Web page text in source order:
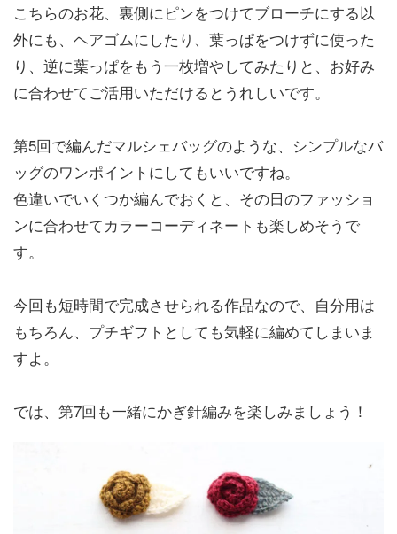
こちらのお花、裏側にピンをつけてブローチにする以
外にも、ヘアゴムにしたり、葉っぱをつけずに使った
り、逆に葉っぱをもう一枚増やしてみたりと、お好み
に合わせてご活用いただけるとうれしいです。
第5回で編んだマルシェバッグのような、シンプルなバ
ッグのワンポイントにしてもいいですね。
色違いでいくつか編んでおくと、その日のファッショ
ンに合わせてカラーコーディネートも楽しめそうで
す。
今回も短時間で完成させられる作品なので、自分用は
もちろん、プチギフトとしても気軽に編めてしまいま
すよ。
では、第7回も一緒にかぎ針編みを楽しみましょう！